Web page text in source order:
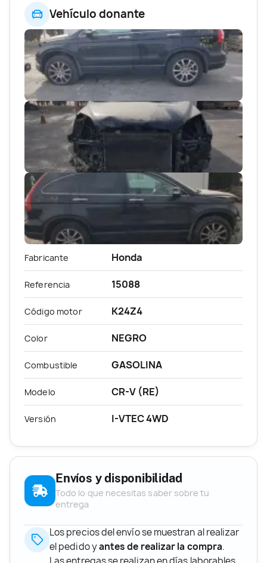
Vehículo donante
Fabricante Honda
Referencia 15088
Código motor K24Z4
Color NEGRO
Combustible GASOLINA
Modelo CR-V (RE)
Versión I-VTEC 4WD
Envíos y disponibilidad
Todo lo que necesitas saber sobre tu
entrega
Los precios del envío se muestran al realizar
el pedido yantes de realizar la compra.